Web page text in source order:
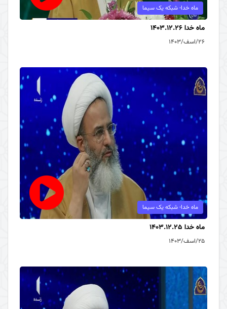
ماه خدا- شبکه یک سیما
ماه خدا 1403.12.26
۲۶/اسف/۱۴۰۳
ماه خدا- شبکه یک سیما
ماه خدا 1403.12.25
۲۵/اسف/۱۴۰۳